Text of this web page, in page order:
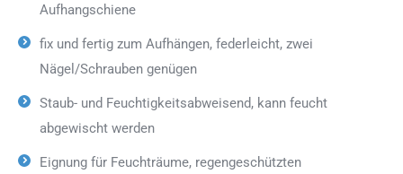
Aufhangschiene
fix und fertig zum Aufhängen, federleicht, zwei
Nägel/Schrauben genügen
Staub- und Feuchtigkeitsabweisend, kann feucht
abgewischt werden
Eignung für Feuchträume, regengeschützten